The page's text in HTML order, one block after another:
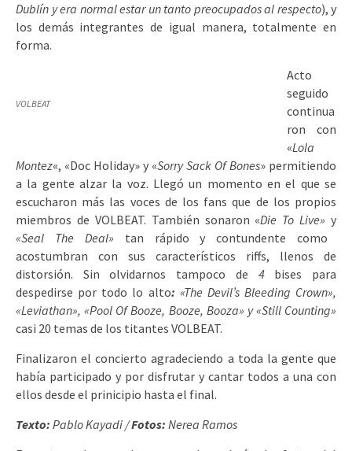
Dublín y era normal estar un tanto preocupados al respecto), y
los demás integrantes de igual manera, totalmente en
forma.
VOLBEAT
Acto
seguido
continua
ron con
«Lola
Montez«, «Doc Holiday» y «Sorry Sack Of Bones» permitiendo
a la gente alzar la voz. Llegó un momento en el que se
escucharon más las voces de los fans que de los propios
miembros de VOLBEAT. También sonaron «Die To Live» y
«Seal The Deal» tan rápido y contundente como
acostumbran con sus característicos riffs, llenos de
distorsión. Sin olvidarnos tampoco de 4bises para
despedirse por todo lo alto: «The Devil’s Bleeding Crown»,
«Leviathan», «Pool Of Booze, Booze, Booza» y «Still Counting»
casi 20 temas de los titantes VOLBEAT.
Finalizaron el concierto agradeciendo a toda la gente que
había participado y por disfrutar y cantar todos a una con
ellos desde el prinicipio hasta el final.
Texto: Pablo Kayadi /Fotos: Nerea Ramos